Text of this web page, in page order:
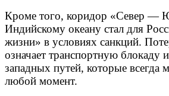
Кроме того, коридор «Север —
Индийскому океану стал для
жизни» в условиях санкций.
означает транспортную блокаду
западных путей, которые всегда
любой момент.